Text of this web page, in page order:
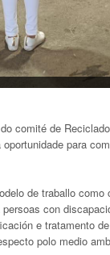
comité de
para
de traballo
con
e tratamento
polo medio